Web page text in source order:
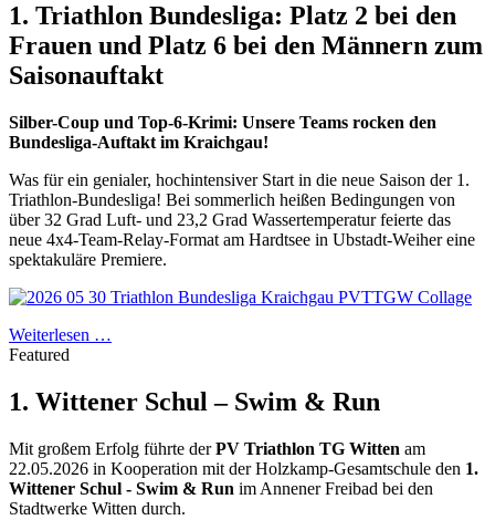
1. Triathlon Bundesliga: Platz 2 bei den
Frauen und Platz 6 bei den Männern zum
Saisonauftakt
Silber-Coup und Top-6-Krimi: Unsere Teams rocken den
Bundesliga-Auftakt im Kraichgau!
Was für ein genialer, hochintensiver Start in die neue Saison der 1.
Triathlon-Bundesliga! Bei sommerlich heißen Bedingungen von
über 32 Grad Luft- und 23,2 Grad Wassertemperatur feierte das
neue 4x4-Team-Relay-Format am Hardtsee in Ubstadt-Weiher eine
spektakuläre Premiere.
Weiterlesen …
Featured
1. Wittener Schul – Swim & Run
Mit großem Erfolg führte derPV Triathlon TG Witten am
22.05.2026 in Kooperation mit der Holzkamp-Gesamtschule den 1.
Wittener Schul - Swim & Run im Annener Freibad bei den
Stadtwerke Witten durch.